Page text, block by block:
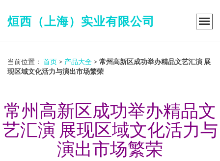
烜西（上海）实业有限公司
当前位置： 首页 > 产品大全 > 常州高新区成功举办精品文艺汇演 展
现区域文化活力与演出市场繁荣
常州高新区成功举办精品文
艺汇演 展现区域文化活力与
演出市场繁荣